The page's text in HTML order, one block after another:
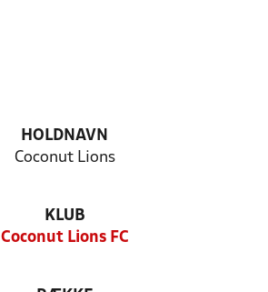
HOLDNAVN
Coconut Lions
KLUB
Coconut Lions FC